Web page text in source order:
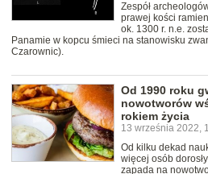
Zespół
prawej kości
ok. 1300 r. n.e.
Panamie w kopcu śmieci na stanowisku
Czarownic).
Od 1990 roku
nowotworów
rokiem życia
13 września 2022,
Od kilku dekad
więcej osób
zapada na